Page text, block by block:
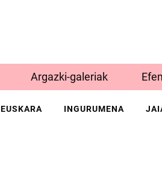
Argazki-galeriak
EUSKARA INGURUMENA